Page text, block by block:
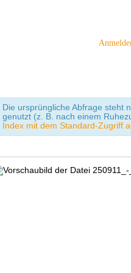
Die ursprüngliche Abfrage steht
genutzt (z. B. nach einem
Index mit dem Standard-Zugriff